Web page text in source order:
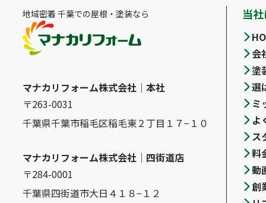
地域密着 千葉での屋根・塗装なら
マナカリフォーム株式会社｜本社
〒263-0031
千葉県千葉市稲毛区稲毛東２丁目１７−１０
マナカリフォーム株式会社｜四街道店
〒284-0001
千葉県四街道市大日４１８−１２
当
会
塗
選
ミ
よ
ス
料
動
創